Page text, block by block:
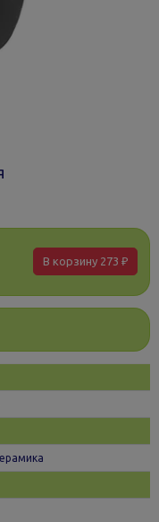
В корзину 273 ₽